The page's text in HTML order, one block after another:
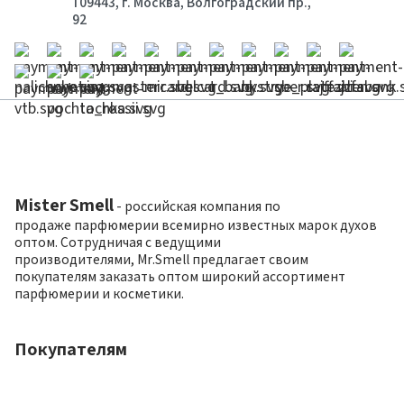
92
Mister Smell - российская компания по
продаже парфюмерии всемирно известных марок духов
оптом. Сотрудничая с ведущими
производителями, Mr.Smell предлагает своим
покупателям заказать оптом широкий ассортимент
парфюмерии и косметики.
Покупателям